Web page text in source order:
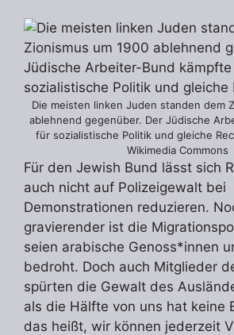
Die meisten linken Juden standen dem
ablehnend gegenüber. Der Jüdische
für sozialistische Politik und gleiche
Wikimedia Commons
Für den Jewish Bund lässt sich
auch nicht auf Polizeigewalt bei
Demonstrationen reduzieren.
gravierender ist die
seien arabische Genoss*innen
bedroht. Doch auch Mitglieder
spürten die Gewalt des
als die Hälfte von uns hat keine
das heißt, wir können jederzeit